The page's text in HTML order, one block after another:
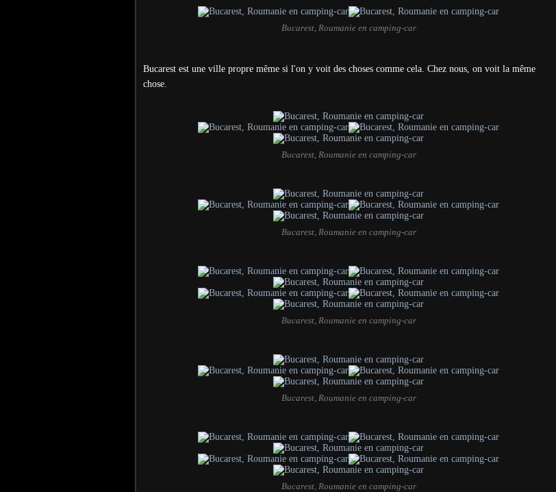
Bucarest, Roumanie en camping-car
Bucarest est une ville propre même si l'on y voit des choses comme cela. Chez nous, on voit la même
chose.
Bucarest, Roumanie en camping-car
Bucarest, Roumanie en camping-car
Bucarest, Roumanie en camping-car
Bucarest, Roumanie en camping-car
Bucarest, Roumanie en camping-car